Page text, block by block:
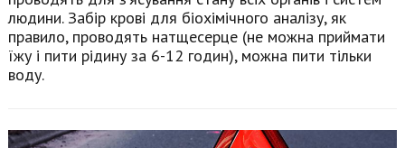
людини. Забір крові для біохімічного аналізу, як
правило, проводять натщесерце (не можна приймати
їжу і пити рідину за 6-12 годин), можна пити тільки
воду.